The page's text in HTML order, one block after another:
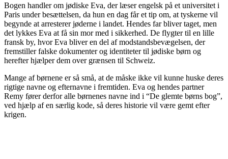
Bogen handler om jødiske Eva, der læser engelsk på et universitet i
Paris under besættelsen, da hun en dag får et tip om, at tyskerne vil
begynde at arresterer jøderne i landet. Hendes far bliver taget, men
det lykkes Eva at få sin mor med i sikkerhed. De flygter til en lille
fransk by, hvor Eva bliver en del af modstandsbevægelsen, der
fremstiller falske dokumenter og identiteter til jødiske børn og
herefter hjælper dem over grænsen til Schweiz.
Mange af børnene er så små, at de måske ikke vil kunne huske deres
rigtige navne og efternavne i fremtiden. Eva og hendes partner
Remy fører derfor alle børnenes navne ind i “De glemte børns bog”,
ved hjælp af en særlig kode, så deres historie vil være gemt efter
krigen.